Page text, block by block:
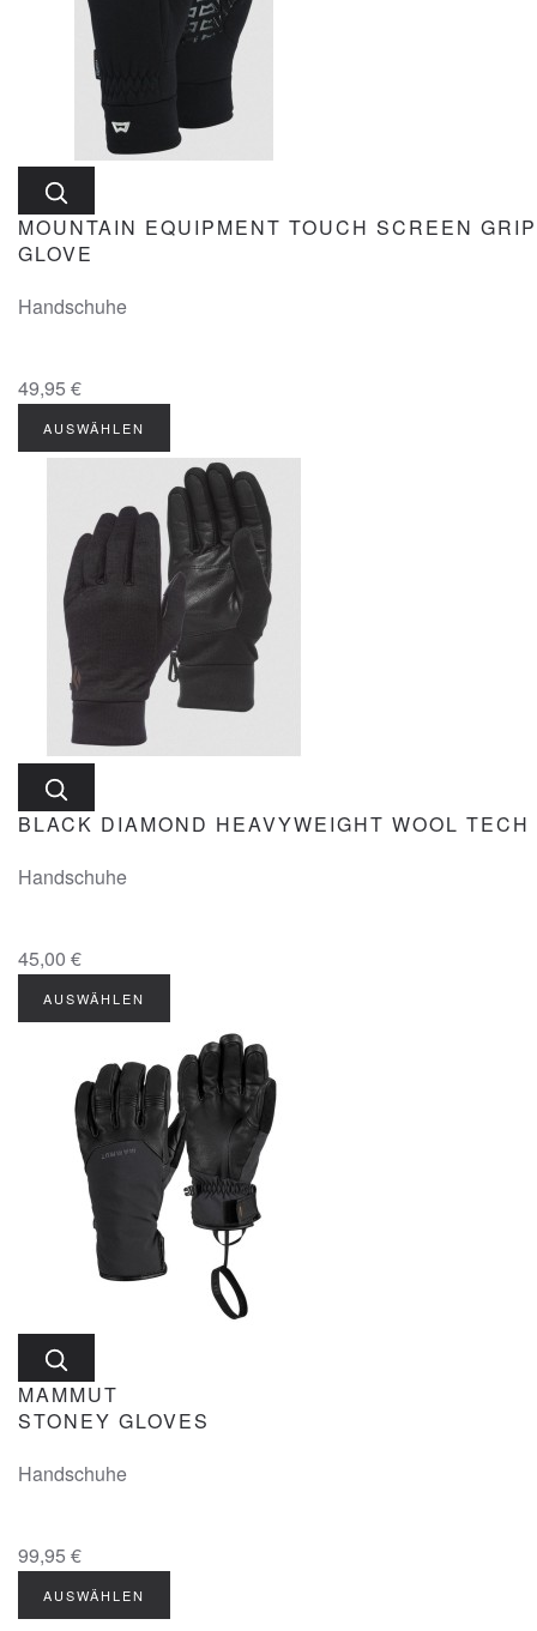
MOUNTAIN EQUIPMENT TOUCH SCREEN GRIP
GLOVE
Handschuhe
49,95 €
AUSWÄHLEN
BLACK DIAMOND HEAVYWEIGHT WOOL TECH
Handschuhe
45,00 €
AUSWÄHLEN
MAMMUT
STONEY GLOVES
Handschuhe
99,95 €
AUSWÄHLEN